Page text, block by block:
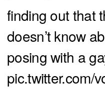
finding out that
doesn’t know
posing with a
pic.twitter.com/